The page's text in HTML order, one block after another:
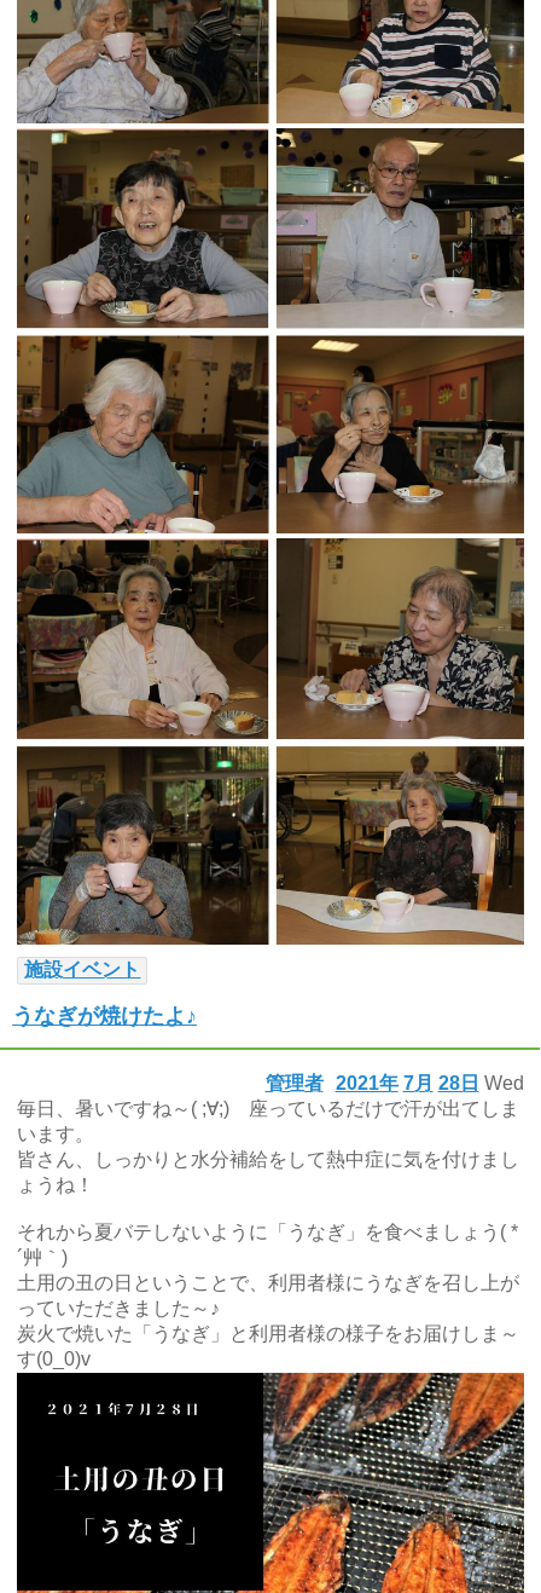
施設イベント
うなぎが焼けたよ♪
2021年 7月 28日 Wed
管理者
毎日、暑いですね～( ;∀;) 座っているだけで汗が出てしま
います。
皆さん、しっかりと水分補給をして熱中症に気を付けまし
ょうね！
それから夏バテしないように「うなぎ」を食べましょう( *
´艸｀)
土用の丑の日ということで、利用者様にうなぎを召し上が
っていただきました～♪
炭火で焼いた「うなぎ」と利用者様の様子をお届けしま～
す(0_0)v